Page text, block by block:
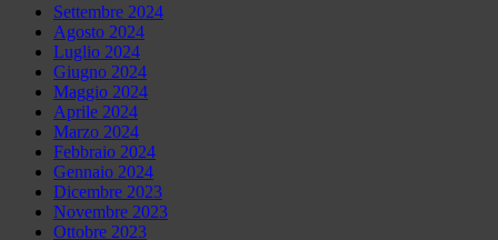
Settembre 2024
Agosto 2024
Luglio 2024
Giugno 2024
Maggio 2024
Aprile 2024
Marzo 2024
Febbraio 2024
Gennaio 2024
Dicembre 2023
Novembre 2023
Ottobre 2023